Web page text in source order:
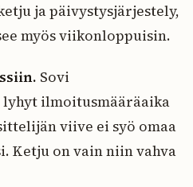
ja päivystysjärjestely,
myös viikonloppuisin.
Sovi
lyhyt ilmoitusmääräaika
viive ei syö omaa
Ketju on vain niin vahva